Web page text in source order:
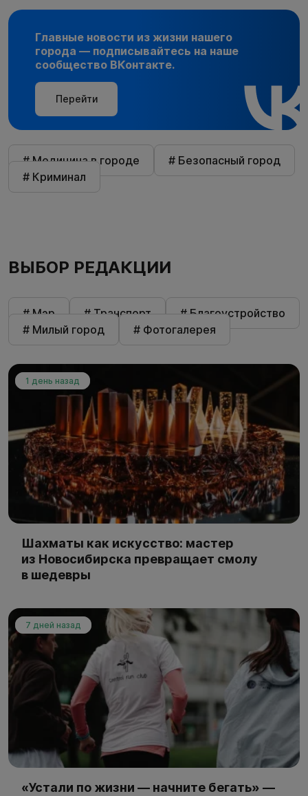
Главные новости из жизни нашего
города — подписывайтесь на наше
сообщество ВКонтакте.
Перейти
# Медицина в городе
# Безопасный город
# Криминал
ВЫБОР РЕДАКЦИИ
# Мэр # Транспорт
# Благоустройство
# Милый город
# Фотогалерея
1 день назад
Шахматы как искусство: мастер
из Новосибирска превращает смолу
в шедевры
7 дней назад
«Устали по жизни — начните бегать» —